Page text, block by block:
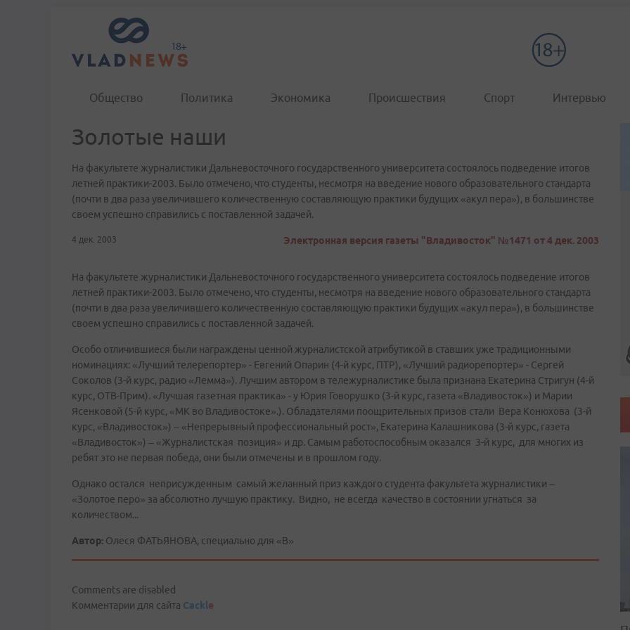
Общество Политика Экономика Происшествия Спорт Интервью
Золотые наши
На факультете журналистики Дальневосточного государственного университета состоялось подведение итогов
летней практики-2003. Было отмечено, что студенты, несмотря на введение нового образовательного стандарта
(почти в два раза увеличившего количественную составляющую практики будущих «акул пера»), в большинстве
своем успешно справились с поставленной задачей.
4 дек. 2003 Электронная версия газеты "Владивосток" №1471 от 4 дек. 2003
На факультете журналистики Дальневосточного государственного университета состоялось подведение итогов
летней практики-2003. Было отмечено, что студенты, несмотря на введение нового образовательного стандарта
(почти в два раза увеличившего количественную составляющую практики будущих «акул пера»), в большинстве
своем успешно справились с поставленной задачей.
Особо отличившиеся были награждены ценной журналистской атрибутикой в ставших уже традиционными
номинациях: «Лучший телерепортер» - Евгений Опарин (4-й курс, ПТР), «Лучший радиорепортер» - Сергей
Соколов (3-й курс, радио «Лемма»). Лучшим автором в тележурналистике была признана Екатерина Стригун (4-й
курс, ОТВ-Прим). «Лучшая газетная практика» - у Юрия Говорушко (3-й курс, газета «Владивосток») и Марии
Ясенковой (5-й курс, «МК во Владивостоке».). Обладателями поощрительных призов стали Вера Конюхова (3-й
курс, «Владивосток») – «Непрерывный профессиональный рост», Екатерина Калашникова (3-й курс, газета
«Владивосток») – «Журналистская позиция» и др. Самым работоспособным оказался 3-й курс, для многих из
ребят это не первая победа, они были отмечены и в прошлом году.
Однако остался неприсужденным самый желанный приз каждого студента факультета журналистики –
«Золотое перо» за абсолютно лучшую практику. Видно, не всегда качество в состоянии угнаться за
количеством...
Автор: Олеся ФАТЬЯНОВА, специально для «В»
Comments are disabled
Комментарии для сайта Cackle